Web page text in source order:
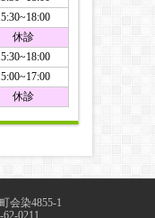
休診
休診
会染4855-1
0211